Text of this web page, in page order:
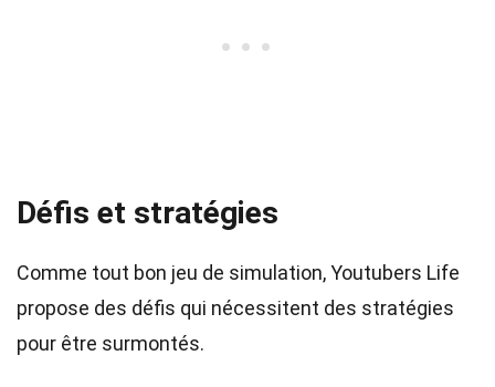
Défis et stratégies
Comme tout bon jeu de simulation, Youtubers Life
propose des défis qui nécessitent des stratégies
pour être surmontés.